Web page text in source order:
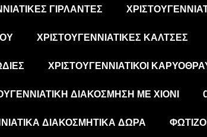
ΓΙΡΛΆΝΤΕΣ
ΧΡΙΣΤΟΥΓΕΝΝΙΆΤΙΚΕΣ ΚΆΛΤΣΕΣ
ΧΡΙΣΤΟΥΓΕΝΝΙΆΤΙΚΟΙ
ΔΙΑΚΌΣΜΗΣΗ ΜΕ ΧΙΌΝΙ
ΔΙΑΚΟΣΜΗΤΙΚΆ ΔΏΡΑ